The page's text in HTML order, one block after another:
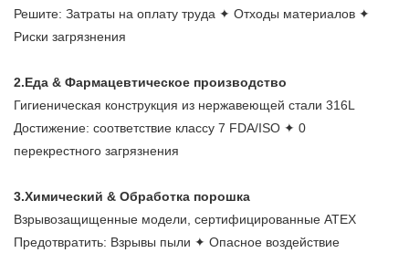
Решите: Затраты на оплату труда ✦ Отходы материалов ✦
Риски загрязнения
2.Еда & Фармацевтическое производство
Гигиеническая конструкция из нержавеющей стали 316L
Достижение: соответствие классу 7 FDA/ISO ✦ 0
перекрестного загрязнения
3.Химический & Обработка порошка
Взрывозащищенные модели, сертифицированные ATEX
Предотвратить: Взрывы пыли ✦ Опасное воздействие